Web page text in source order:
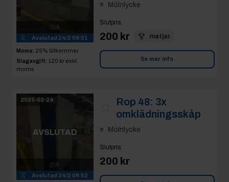
4
Avslutad 24/2 09:51
Moms: 25% tillkommer
Slagavgift: 120 kr exkl.
moms
Mölnlycke
Slutpris:
200 kr matjar
Se mer info
2025-02-24
AVSLUTAD
6
Avslutad 24/2 09:52
Rop 48: 3x
omklädningsskåp
Mölnlycke
Slutpris:
200 kr